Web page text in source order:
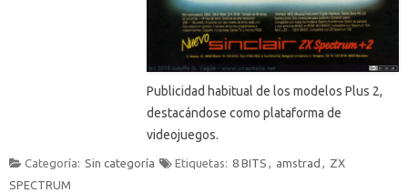
Publicidad habitual de los modelos Plus 2,
destacándose como plataforma de
videojuegos.
Categoría: Sin categoría Etiquetas: 8 BITS , amstrad , ZX
SPECTRUM